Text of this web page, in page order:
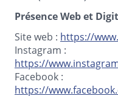
Présence Web et
Site web : https://
Instagram :
https://
Facebook :
https://